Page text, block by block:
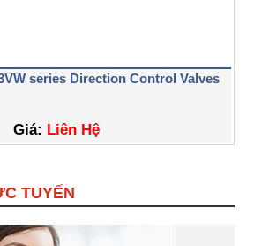
series Direction Control Valves
Giá: Liên Hệ
TUYẾN